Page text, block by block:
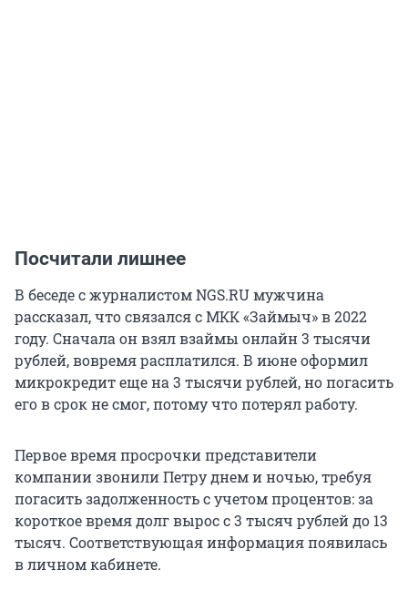
Посчитали лишнее
В беседе с журналистом NGS.RU мужчина
рассказал, что связался с МКК «Займыч» в 2022
году. Сначала он взял взаймы онлайн 3 тысячи
рублей, вовремя расплатился. В июне оформил
микрокредит еще на 3 тысячи рублей, но погасить
его в срок не смог, потому что потерял работу.
Первое время просрочки представители
компании звонили Петру днем и ночью, требуя
погасить задолженность с учетом процентов: за
короткое время долг вырос с 3 тысяч рублей до 13
тысяч. Соответствующая информация появилась
в личном кабинете.